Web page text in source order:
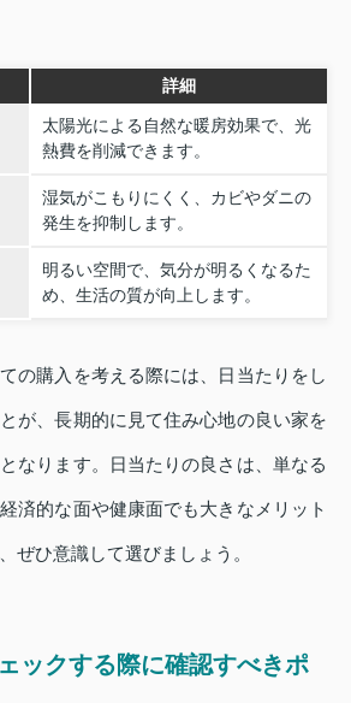
詳細
太陽光による自然な暖房効果で、光
熱費を削減できます。
湿気がこもりにくく、カビやダニの
発生を抑制します。
明るい空間で、気分が明るくなるた
め、生活の質が向上します。
の購入を考える際には、日当たりをし
が、長期的に見て住み心地の良い家を
なります。日当たりの良さは、単なる
済的な面や健康面でも大きなメリット
ぜひ意識して選びましょう。
ックする際に確認すべきポ